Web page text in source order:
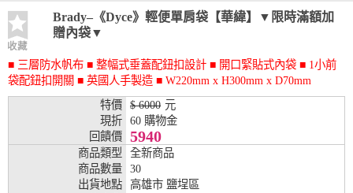
收藏
Brady–《Dyce》輕便單肩袋【華緯】▼限時滿額加
贈內袋▼
■ 三層防水帆布 ■ 整幅式垂蓋配鈕扣設計 ■ 開口緊貼式內袋 ■ 1小前
袋配鈕扣開關 ■ 英國人手製造 ■ W220mm x H300mm x D70mm
特價
$ 6000 元
現折
60 購物金
回饋價
5940
商品類型
全新商品
商品數量
30
出貨地點
高雄市 鹽埕區
3期
臺灣新光銀行、陽信銀行、聯邦銀行、遠東商
銀、元大銀行、永豐銀行、玉山銀行、凱基銀
託、台灣樂天、三信商銀
兆豐銀行、合作金庫、第一銀行、華南銀行、
彰化銀行、上海銀行、富邦銀行、國泰世華、
台灣企銀、台中銀行、匯豐銀行、華泰銀行、
臺灣新光銀行、陽信銀行、聯邦銀行、遠東商
銀、元大銀行、永豐銀行、玉山銀行、凱基銀
行、星展銀行、台新銀行、安泰銀行、中國信
託、台灣樂天、三信商銀